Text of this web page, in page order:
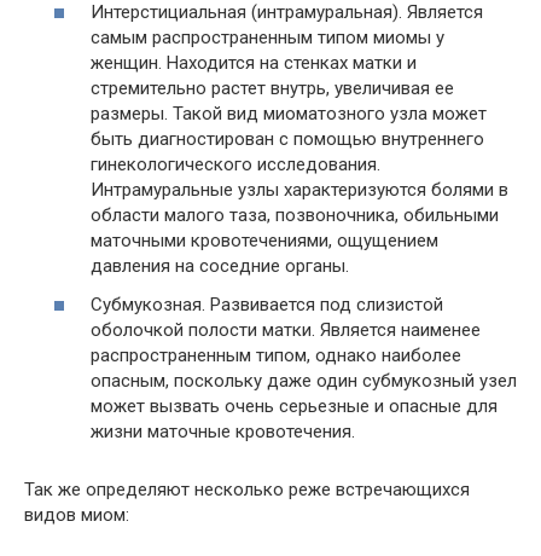
Интерстициальная (интрамуральная). Является
самым распространенным типом миомы у
женщин. Находится на стенках матки и
стремительно растет внутрь, увеличивая ее
размеры. Такой вид миоматозного узла может
быть диагностирован с помощью внутреннего
гинекологического исследования.
Интрамуральные узлы характеризуются болями в
области малого таза, позвоночника, обильными
маточными кровотечениями, ощущением
давления на соседние органы.
Субмукозная. Развивается под слизистой
оболочкой полости матки. Является наименее
распространенным типом, однако наиболее
опасным, поскольку даже один субмукозный узел
может вызвать очень серьезные и опасные для
жизни маточные кровотечения.
Так же определяют несколько реже встречающихся
видов миом: